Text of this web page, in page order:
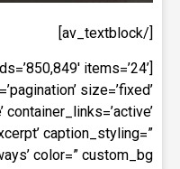
[/av_textblock]
items=’24’
size=’fixed’
container_links=’active’
caption_styling=”
color=” custom_bg=”]